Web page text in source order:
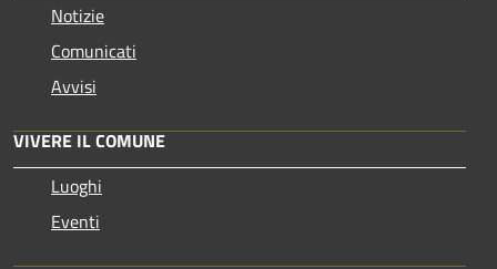
Notizie
Comunicati
Avvisi
VIVERE IL COMUNE
Luoghi
Eventi